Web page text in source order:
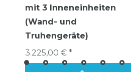
mit 3 Inneneinheiten
(Wand- und
Truhengeräte)
3.225,00 € *